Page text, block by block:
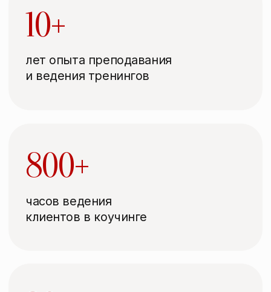
Мое главное преимущество
как развивающего практика